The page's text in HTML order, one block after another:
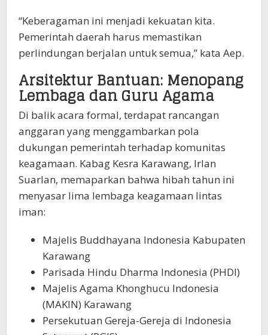
“Keberagaman ini menjadi kekuatan kita.
Pemerintah daerah harus memastikan
perlindungan berjalan untuk semua,” kata Aep.
Arsitektur Bantuan: Menopang
Lembaga dan Guru Agama
Di balik acara formal, terdapat rancangan
anggaran yang menggambarkan pola
dukungan pemerintah terhadap komunitas
keagamaan. Kabag Kesra Karawang, Irlan
Suarlan, memaparkan bahwa hibah tahun ini
menyasar lima lembaga keagamaan lintas
iman:
Majelis Buddhayana Indonesia Kabupaten
Karawang
Parisada Hindu Dharma Indonesia (PHDI)
Majelis Agama Khonghucu Indonesia
(MAKIN) Karawang
Persekutuan Gereja-Gereja di Indonesia